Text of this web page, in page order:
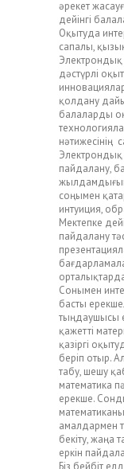
әрекет
дейінгі
Оқытуда
сапалы,
дәстүрлі
қолдану
балаларды
нәтижесінің
пайдалану,
соңымен
интуиция,
Мектепке
пайдалану
Сонымен
басты
тыңдаушысы
қажетті
қазіргі
беріп отыр.
табу, шешу
математика
ерекше.
амалдармен
бекіту, жаңа
еркін